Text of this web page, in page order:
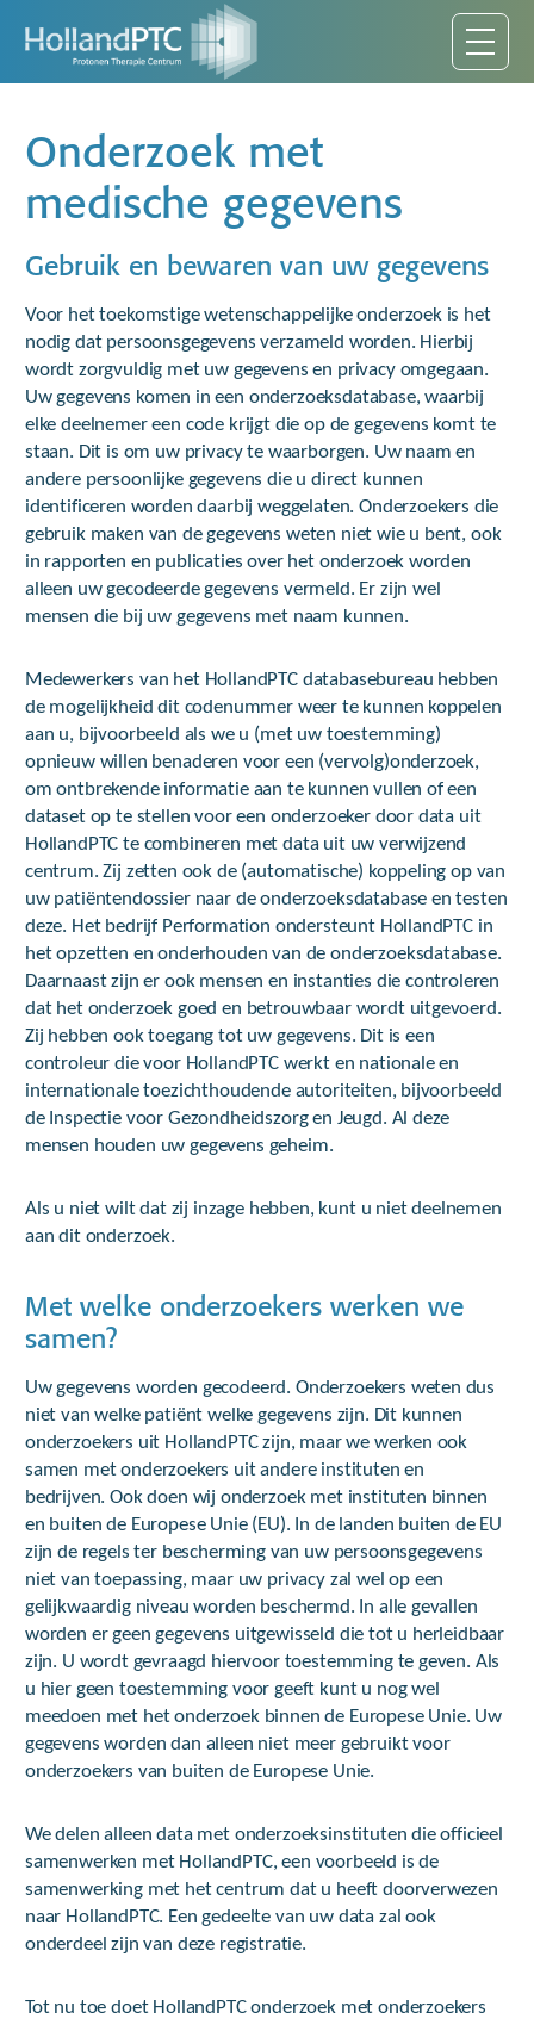
Onderzoek met
medische gegevens
Gebruik en bewaren van uw gegevens
Voor het toekomstige wetenschappelijke onderzoek is het
nodig dat persoonsgegevens verzameld worden. Hierbij
wordt zorgvuldig met uw gegevens en privacy omgegaan.
Uw gegevens komen in een onderzoeksdatabase, waarbij
elke deelnemer een code krijgt die op de gegevens komt te
staan. Dit is om uw privacy te waarborgen. Uw naam en
andere persoonlijke gegevens die u direct kunnen
identificeren worden daarbij weggelaten. Onderzoekers die
gebruik maken van de gegevens weten niet wie u bent, ook
in rapporten en publicaties over het onderzoek worden
alleen uw gecodeerde gegevens vermeld. Er zijn wel
mensen die bij uw gegevens met naam kunnen.
Medewerkers van het HollandPTC databasebureau hebben
de mogelijkheid dit codenummer weer te kunnen koppelen
aan u, bijvoorbeeld als we u (met uw toestemming)
opnieuw willen benaderen voor een (vervolg)onderzoek,
om ontbrekende informatie aan te kunnen vullen of een
dataset op te stellen voor een onderzoeker door data uit
HollandPTC te combineren met data uit uw verwijzend
centrum. Zij zetten ook de (automatische) koppeling op van
uw patiëntendossier naar de onderzoeksdatabase en testen
deze. Het bedrijf Performation ondersteunt HollandPTC in
het opzetten en onderhouden van de onderzoeksdatabase.
Daarnaast zijn er ook mensen en instanties die controleren
dat het onderzoek goed en betrouwbaar wordt uitgevoerd.
Zij hebben ook toegang tot uw gegevens. Dit is een
controleur die voor HollandPTC werkt en nationale en
internationale toezichthoudende autoriteiten, bijvoorbeeld
de Inspectie voor Gezondheidszorg en Jeugd. Al deze
mensen houden uw gegevens geheim.
Als u niet wilt dat zij inzage hebben, kunt u niet deelnemen
aan dit onderzoek.
Met welke onderzoekers werken we
samen?
Uw gegevens worden gecodeerd. Onderzoekers weten dus
niet van welke patiënt welke gegevens zijn. Dit kunnen
onderzoekers uit HollandPTC zijn, maar we werken ook
samen met onderzoekers uit andere instituten en
bedrijven. Ook doen wij onderzoek met instituten binnen
en buiten de Europese Unie (EU). In de landen buiten de EU
zijn de regels ter bescherming van uw persoonsgegevens
niet van toepassing, maar uw privacy zal wel op een
gelijkwaardig niveau worden beschermd. In alle gevallen
worden er geen gegevens uitgewisseld die tot u herleidbaar
zijn. U wordt gevraagd hiervoor toestemming te geven. Als
u hier geen toestemming voor geeft kunt u nog wel
meedoen met het onderzoek binnen de Europese Unie. Uw
gegevens worden dan alleen niet meer gebruikt voor
onderzoekers van buiten de Europese Unie.
We delen alleen data met onderzoeksinstituten die officieel
samenwerken met HollandPTC, een voorbeeld is de
samenwerking met het centrum dat u heeft doorverwezen
naar HollandPTC. Een gedeelte van uw data zal ook
onderdeel zijn van deze registratie.
Tot nu toe doet HollandPTC onderzoek met onderzoekers